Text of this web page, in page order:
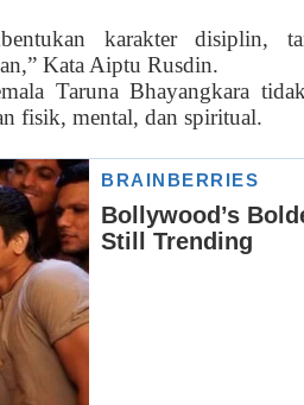
karakter disiplin,
Kata Aiptu Rusdin.
Taruna Bhayangkara
fisik, mental, dan spiritual.